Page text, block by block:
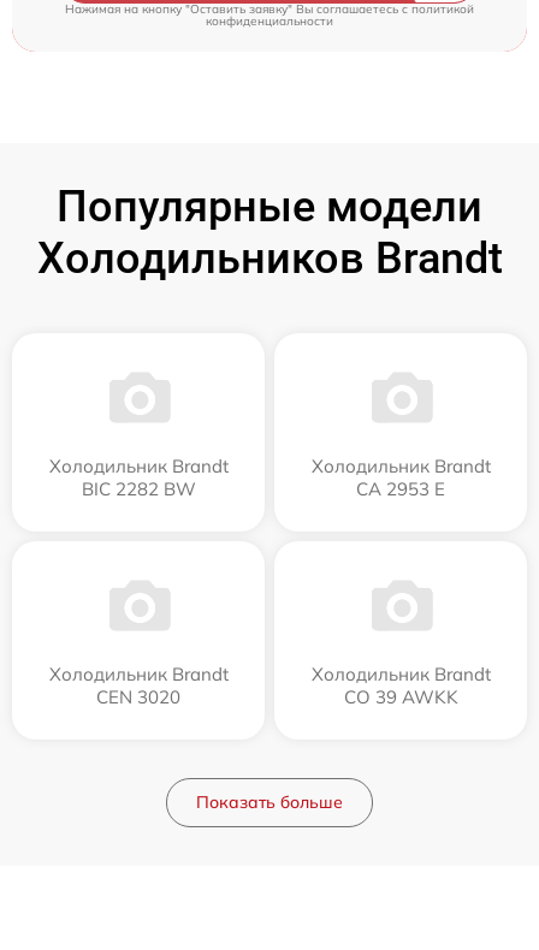
Нажимая на кнопку "Оставить заявку" Вы соглашаетесь cполитикой
конфиденциальности
Популярные модели
Холодильников Brandt
Холодильник Brandt
BIC 2282 BW
Холодильник Brandt
CA 2953 E
Холодильник Brandt
CEN 3020
Холодильник Brandt
CO 39 AWKK
Показать больше